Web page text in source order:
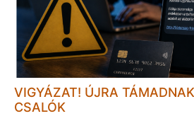
VIGYÁZAT! ÚJRA
CSALÓK